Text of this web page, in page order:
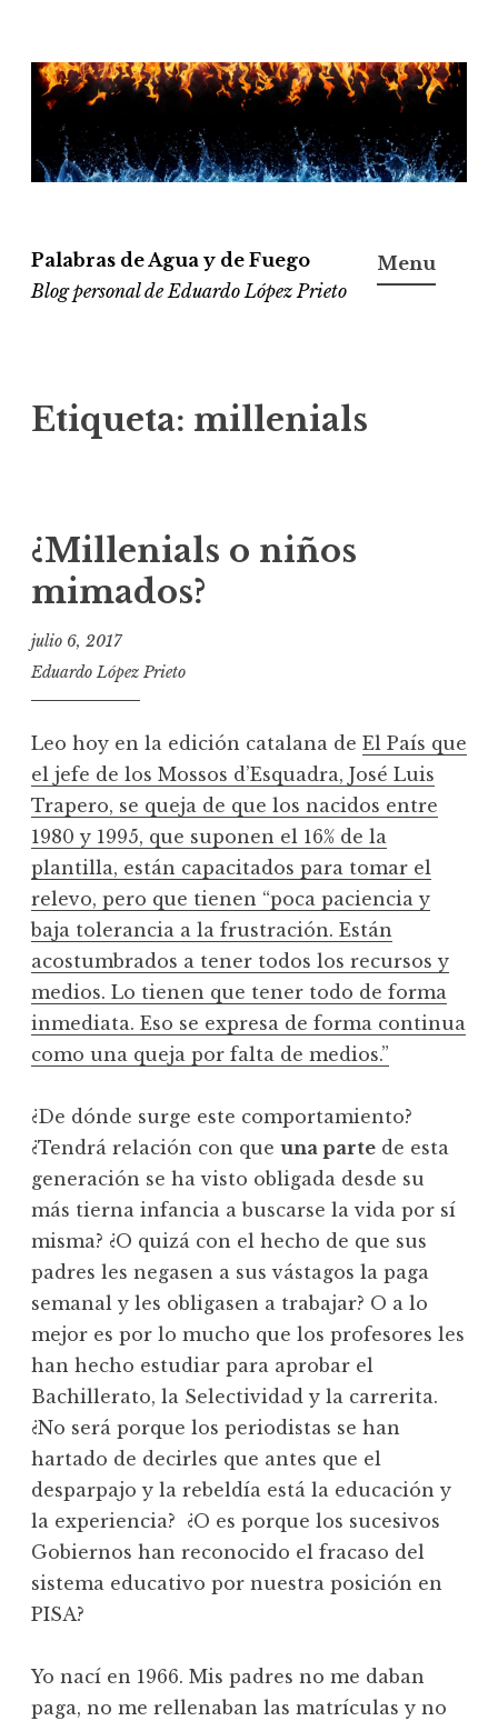
Ir
al
contenido
Palabras de Agua y de Fuego
Blog personal de Eduardo López Prieto
Menu
Etiqueta: millenials
¿Millenials o niños
mimados?
julio 6, 2017
Eduardo López Prieto
Leo hoy en la edición catalana de El País que
el jefe de los Mossos d’Esquadra, José Luis
Trapero, se queja de que los nacidos entre
1980 y 1995, que suponen el 16% de la
plantilla, están capacitados para tomar el
relevo, pero que tienen “poca paciencia y
baja tolerancia a la frustración. Están
acostumbrados a tener todos los recursos y
medios. Lo tienen que tener todo de forma
inmediata. Eso se expresa de forma continua
como una queja por falta de medios.”
¿De dónde surge este comportamiento?
¿Tendrá relación con que una parte de esta
generación se ha visto obligada desde su
más tierna infancia a buscarse la vida por sí
misma? ¿O quizá con el hecho de que sus
padres les negasen a sus vástagos la paga
semanal y les obligasen a trabajar? O a lo
mejor es por lo mucho que los profesores les
han hecho estudiar para aprobar el
Bachillerato, la Selectividad y la carrerita.
¿No será porque los periodistas se han
hartado de decirles que antes que el
desparpajo y la rebeldía está la educación y
la experiencia? ¿O es porque los sucesivos
Gobiernos han reconocido el fracaso del
sistema educativo por nuestra posición en
PISA?
Yo nací en 1966. Mis padres no me daban
paga, no me rellenaban las matrículas y no